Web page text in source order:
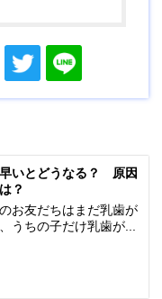
いとどうなる？ 原因
？
お友だちはまだ乳歯が
うちの子だけ乳歯が...